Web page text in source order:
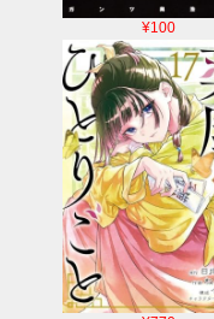
¥100